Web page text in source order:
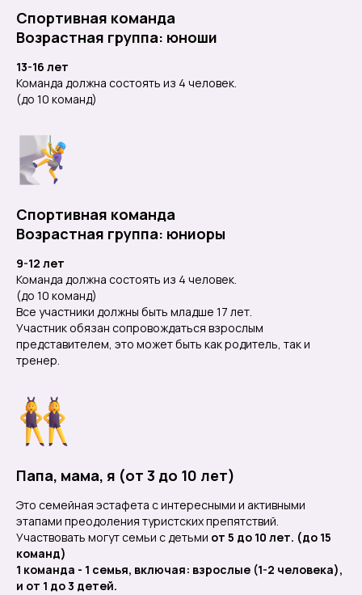
Спортивная команда
Возрастная группа: юноши
13-16 лет
Команда должна состоять из 4 человек.
(до 10 команд)
Спортивная команда
Возрастная группа: юниоры
9-12 лет
Команда должна состоять из 4 человек.
(до 10 команд)
Все участники должны быть младше 17 лет.
Участник обязан сопровождаться взрослым
представителем, это может быть как родитель, так и
тренер.
Папа, мама, я (от 3 до 10 лет)
Это семейная эстафета с интересными и активными
этапами преодоления туристских препятствий.
Участвовать могут семьи с детьми от 5 до 10 лет. (до 15
команд)
1 команда - 1 семья, включая: взрослые (1-2 человека),
и от 1 до 3 детей.